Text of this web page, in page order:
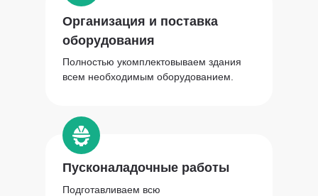
Организация и поставка
оборудования
Полностью укомплектовываем здания
всем необходимым оборудованием.
Пусконаладочные работы
Подготавливаем всю